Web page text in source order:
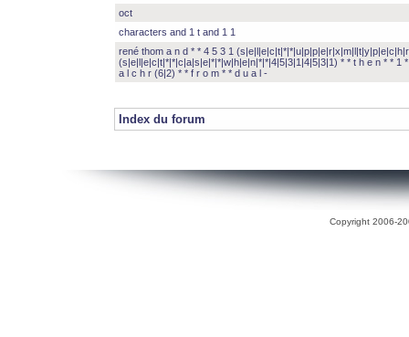
oct
characters and 1 t and 1 1
rené thom a n d * * 4 5 3 1
(s|e|l|e|c|t|*|*|c|a|s|e|*|*|w|h|e|n|*|*|4|5|3|1|4|5|3|1) * * t h e n * * 1
a l c h r (6|2) * * f r o m * * d u a l -
Index du forum
Copyright 2006-